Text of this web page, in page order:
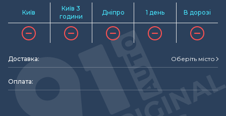
Київ
Київ 3
години
Дніпро 1 день В дорозі
Доставка: Оберіть місто
Оплата: